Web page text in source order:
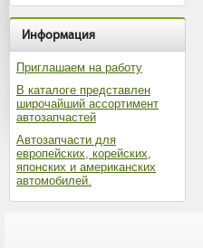
Информация
Приглашаем на работу
В каталоге представлен
широчайший ассортимент
автозапчастей
Автозапчасти для
европейских, корейских,
японских и американских
автомобилей.